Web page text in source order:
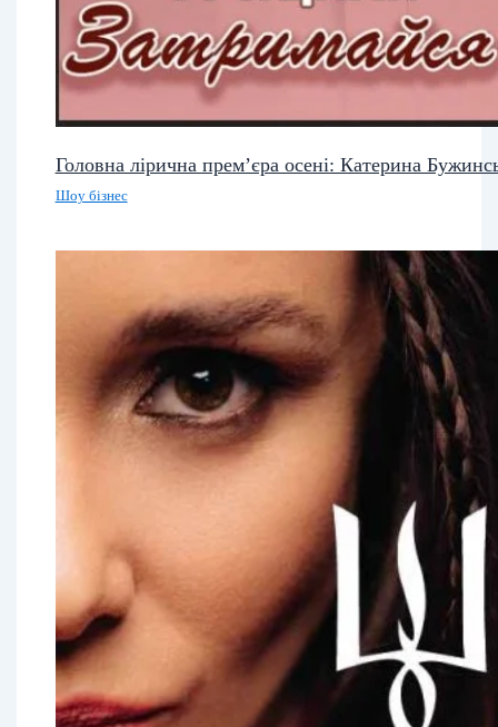
Головна лірична прем’єра осені: Катерина
Шоу бізнес